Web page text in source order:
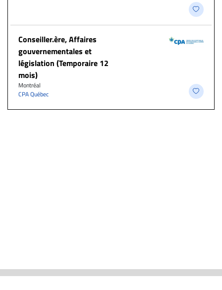
Conseiller.ère, Affaires
gouvernementales et
législation (Temporaire 12
mois)
Montréal
CPA Québec